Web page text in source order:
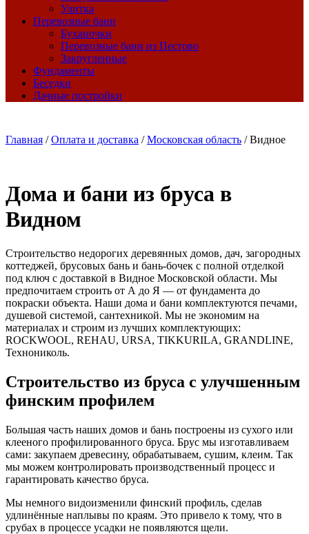
Улитка
Перевозные бани
Буханочки
Перевозные бани из Пестово
Закругленные
Фундаменты
Беседки
Дачные постройки
Главная /Оплата и доставка /Московская область /Видное
Дома и бани из бруса в
Видном
Строительство недорогих деревянных домов, дач, загородных
коттеджей, брусовых бань и бань-бочек с полной отделкой
под ключ с доставкой в Видное Московской области. Мы
предпочитаем строить от А до Я — от фундамента до
покраски объекта. Наши дома и бани комплектуются печами,
душевой системой, сантехникой. Мы не экономим на
материалах и строим из лучших комплектующих:
ROCKWOOL, REHAU, URSA, TIKKURILA, GRANDLINE,
Технониколь.
Строительство из бруса с улучшенным
финским профилем
Большая часть наших домов и бань построены из сухого или
клееного профилированного бруса. Брус мы изготавливаем
сами: закупаем древесину, обрабатываем, сушим, клеим. Так
мы можем контролировать производственный процесс и
гарантировать качество бруса.
Мы немного видоизменили финский профиль, сделав
удлинённые наплывы по краям. Это привело к тому, что в
срубах в процессе усадки не появляются щели.